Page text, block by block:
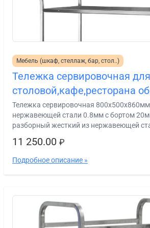
Мебель (шкаф, стеллаж, бар, стол..)
Тележка сервировочная для
столовой,кафе,ресторана
Тележка сервировочная
нержавеющей стали 0.8мм с бортом
разборный жесткий из нержавеющей
11 250.00 ₽
Подробное описание »